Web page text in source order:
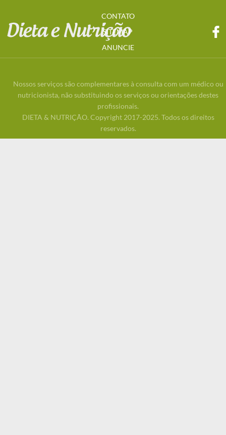
CONTATO
SITEMAP
ANUNCIE
Nossos serviços são complementares à consulta com um médico ou
nutricionista, não substituindo os serviços ou orientações destes
profissionais.
DIETA & NUTRIÇÃO. Copyright 2017-2025. Todos os direitos
reservados.